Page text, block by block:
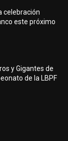
celebración
este próximo
y Gigantes de
de la LBPF